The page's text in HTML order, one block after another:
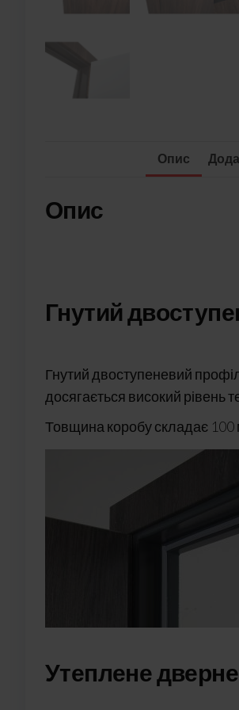
Опис
Опис
Гнутий
Гнутий двоступеневий
досягається високий рівень
Товщина коробу складає 100
Утеплене